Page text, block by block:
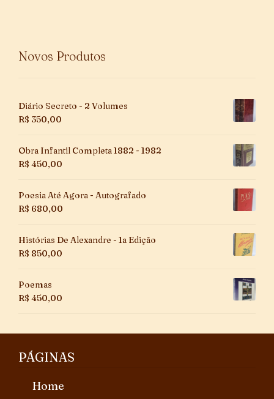
Novos Produtos
Diário Secreto - 2 Volumes
R$ 350,00
Obra Infantil Completa 1882 - 1982
R$ 450,00
Poesia Até Agora - Autografado
R$ 680,00
Histórias De Alexandre - 1a Edição
R$ 850,00
Poemas
R$ 450,00
PÁGINAS
Home